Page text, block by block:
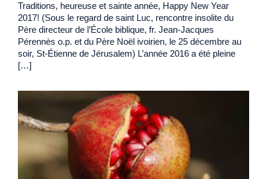
Traditions, heureuse et sainte année, Happy New Year
2017! (Sous le regard de saint Luc, rencontre insolite du
Père directeur de l’École biblique, fr. Jean-Jacques
Pérennès o.p. et du Père Noël ivoirien, le 25 décembre au
soir, St-Étienne de Jérusalem) L’année 2016 a été pleine
[…]